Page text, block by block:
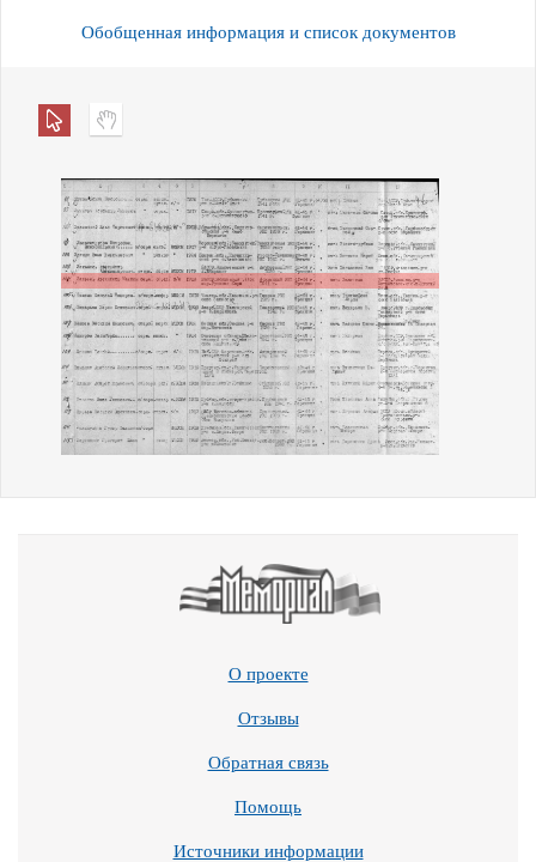
Обобщенная информация и список документов
О проекте
Отзывы
Обратная связь
Помощь
Источники информации